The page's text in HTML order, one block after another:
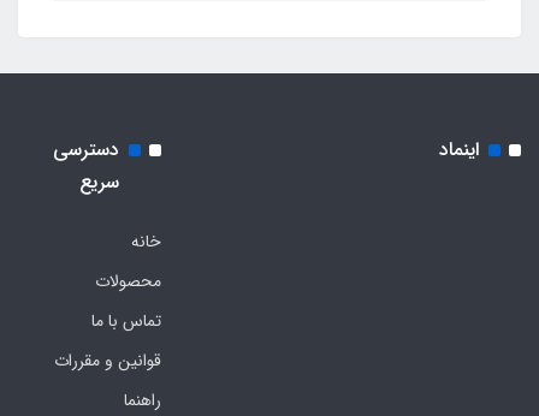
اینماد
دسترسی
سریع
خانه
محصولات
تماس با ما
قوانین و مقررات
راهنما